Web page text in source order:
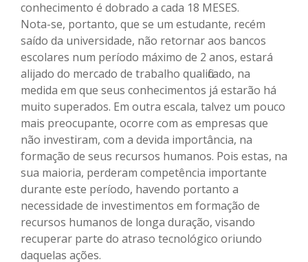
conhecimento é dobrado a cada 18 MESES.
Nota-se, portanto, que se um estudante, recém
saído da universidade, não retornar aos bancos
escolares num período máximo de 2 anos, estará
alijado do mercado de trabalho qualificado, na
medida em que seus conhecimentos já estarão há
muito superados. Em outra escala, talvez um pouco
mais preocupante, ocorre com as empresas que
não investiram, com a devida importância, na
formação de seus recursos humanos. Pois estas, na
sua maioria, perderam competência importante
durante este período, havendo portanto a
necessidade de investimentos em formação de
recursos humanos de longa duração, visando
recuperar parte do atraso tecnológico oriundo
daquelas ações.